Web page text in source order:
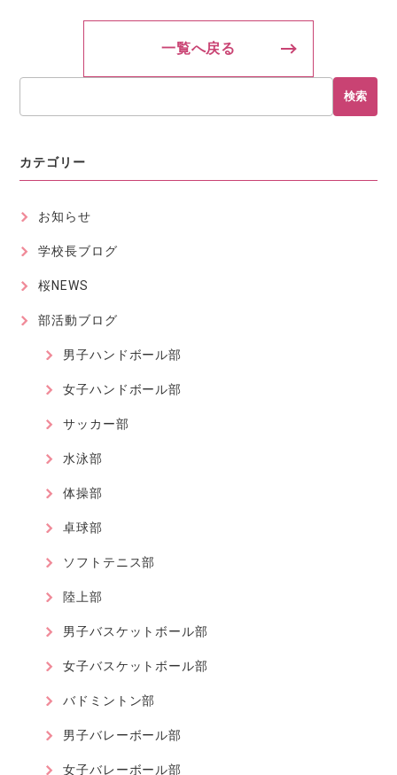
一覧へ戻る
検索
カテゴリー
お知らせ
学校長ブログ
桜NEWS
部活動ブログ
男子ハンドボール部
女子ハンドボール部
サッカー部
水泳部
体操部
卓球部
ソフトテニス部
陸上部
男子バスケットボール部
女子バスケットボール部
バドミントン部
男子バレーボール部
女子バレーボール部